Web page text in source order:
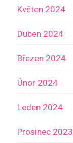
Květen 2024
Duben 2024
Březen 2024
Únor 2024
Leden 2024
Prosinec 2023